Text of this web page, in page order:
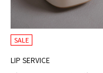
SALE
LIP SERVICE